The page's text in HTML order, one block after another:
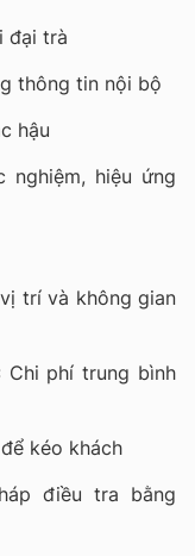
đại trà
thông tin nội bộ
hậu
nghiệm, hiệu ứng
trí và không gian
Chi phí trung bình
kéo khách
điều tra bằng